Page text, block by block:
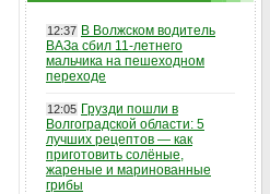
12:37 В Волжском водитель
ВАЗа сбил 11-летнего
мальчика на пешеходном
переходе
12:05 Грузди пошли в
Волгоградской области: 5
лучших рецептов — как
приготовить солёные,
жареные и маринованные
грибы